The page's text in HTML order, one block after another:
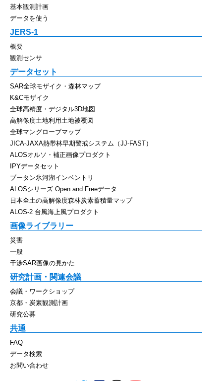
基本観測計画
データを使う
JERS-1
概要
観測センサ
データセット
SAR全球モザイク・森林マップ
K&Cモザイク
全球高精度・デジタル3D地図
高解像度土地利用土地被覆図
全球マングローブマップ
JICA-JAXA熱帯林早期警戒システム（JJ-FAST）
ALOSオルソ・補正画像プロダクト
IPYデータセット
ブータン氷河湖インベントリ
ALOSシリーズ Open and Freeデータ
日本全土の高解像度森林炭素蓄積量マップ
ALOS-2 台風海上風プロダクト
画像ライブラリー
災害
一般
干渉SAR画像の見かた
研究計画・関連会議
会議・ワークショップ
京都・炭素観測計画
研究公募
共通
FAQ
データ検索
お問い合わせ